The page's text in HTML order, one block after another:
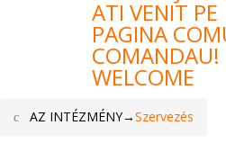
AZ INTÉZMÉNY→Szervezés